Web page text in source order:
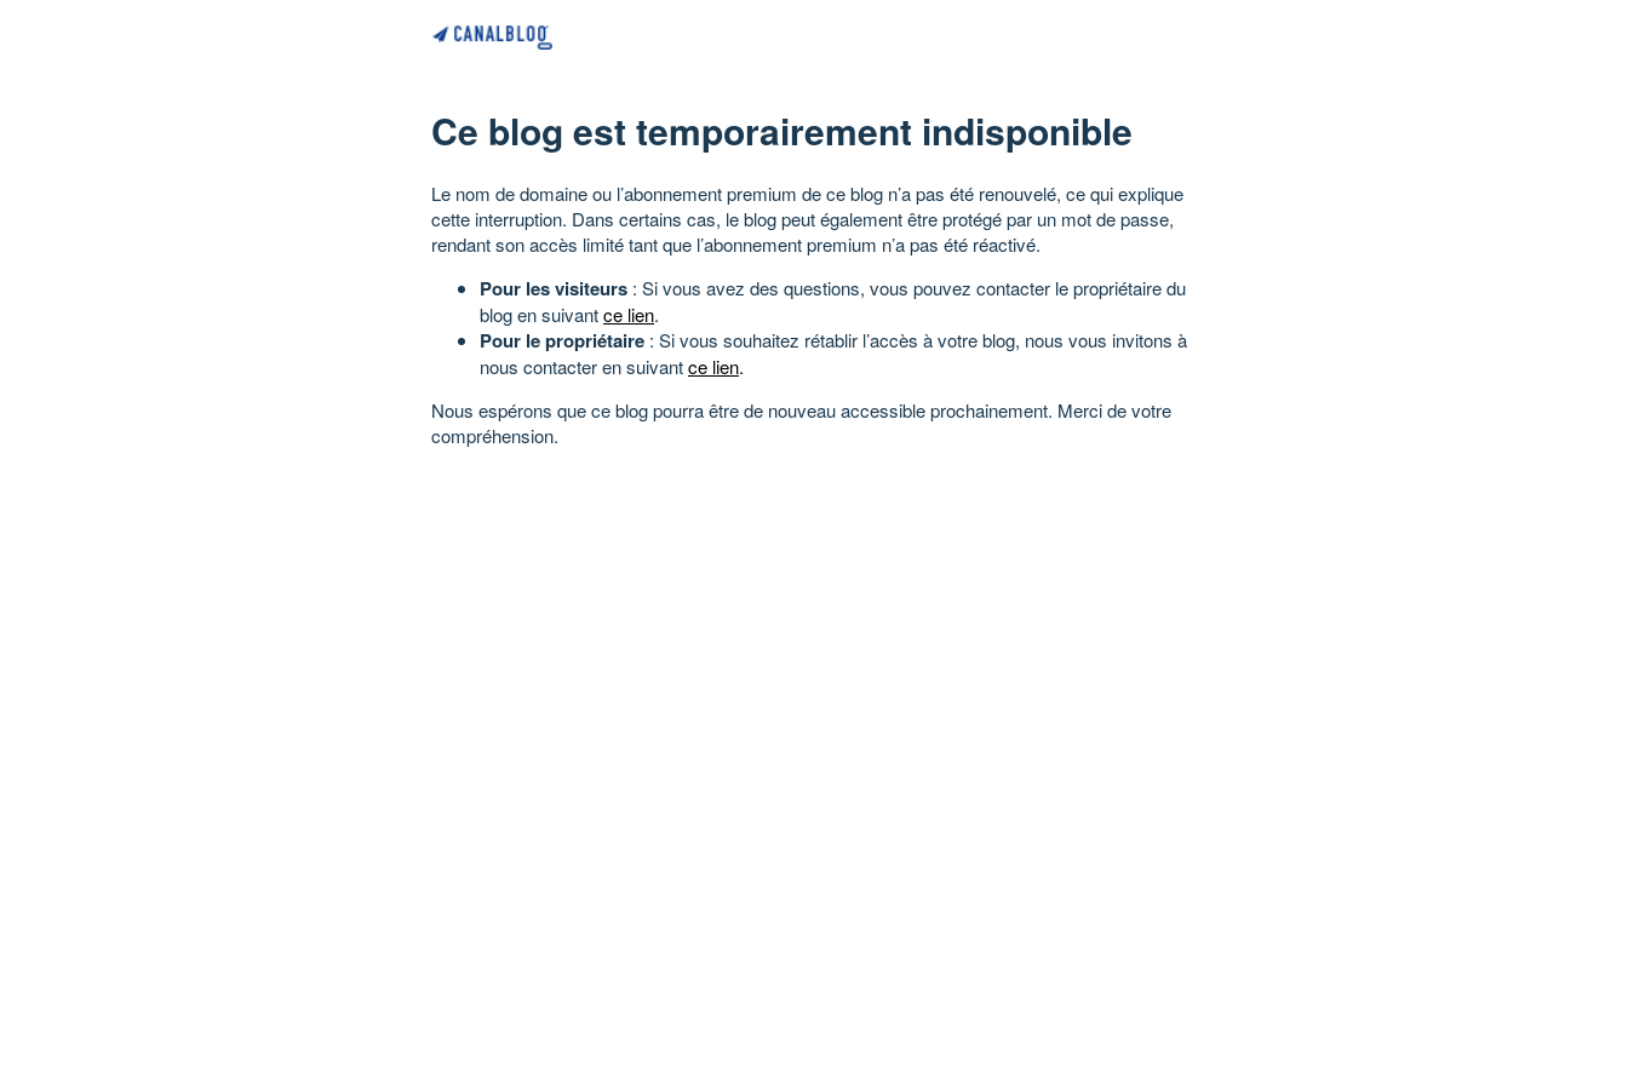
Ce blog est temporairement indisponible
Le nom de domaine ou l’abonnement premium de ce blog n’a pas été renouvelé, ce qui explique
cette interruption. Dans certains cas, le blog peut également être protégé par un mot de passe,
rendant son accès limité tant que l’abonnement premium n’a pas été réactivé.
Pour les visiteurs : Si vous avez des questions, vous pouvez contacter le propriétaire du
blog en suivantce lien.
Pour le propriétaire : Si vous souhaitez rétablir l’accès à votre blog, nous vous invitons à
nous contacter en suivantce lien.
Nous espérons que ce blog pourra être de nouveau accessible prochainement. Merci de votre
compréhension.